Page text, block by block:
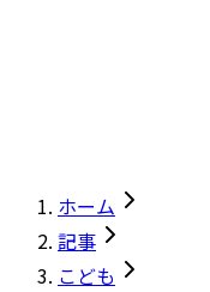
ホーム
記事
こども